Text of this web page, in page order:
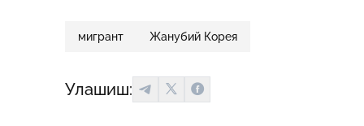
мигрант Жанубий Корея
Улашиш: